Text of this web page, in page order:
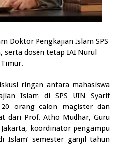
Doktor Pengkajian Islam SPS
serta dosen tetap IAI Nurul
ringan antara mahasiswa
Islam di SPS UIN Syarif
orang calon magister dan
dari Prof. Atho Mudhar, Guru
koordinator pengampu
Islam’ semester ganjil tahun